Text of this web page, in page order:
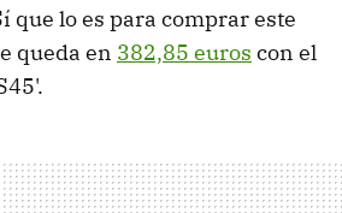
que lo es para comprar este
queda en 382,85 euros con el